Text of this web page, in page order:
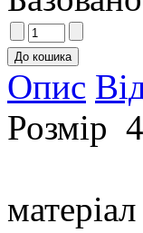
Опис
Розмір